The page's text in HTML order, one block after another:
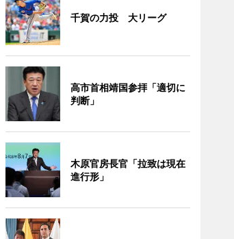
千賀の力投 大リーグ
高市首相靖国参拝「適切に
判断」
木原官房長官「拉致は現在
進行形」